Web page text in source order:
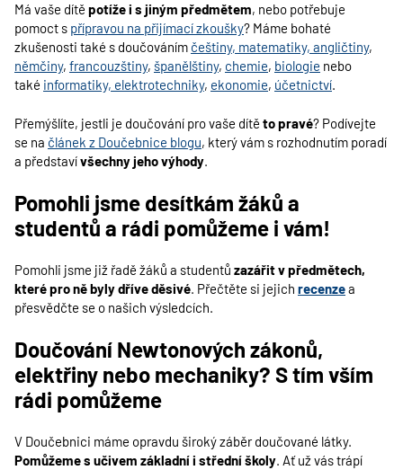
Má vaše dítě potíže i s jiným předmětem, nebo potřebuje
pomoct s přípravou na přijímací zkoušky? Máme bohaté
zkušenosti také s doučováním češtiny, matematiky, angličtiny,
němčiny, francouzštiny, španělštiny, chemie, biologie nebo
také informatiky, elektrotechniky, ekonomie, účetnictví.
Přemýšlíte, jestli je doučování pro vaše dítě to pravé? Podívejte
se na článek z Doučebnice blogu, který vám s rozhodnutím poradí
a představívšechny jeho výhody.
Pomohli jsme desítkám žáků a
studentů a rádi pomůžeme i vám!
Pomohli jsme již řadě žáků a studentů zazářit v předmětech,
které pro ně byly dříve děsivé. Přečtěte si jejich recenzea
přesvědčte se o našich výsledcích.
Doučování Newtonových zákonů,
elektřiny nebo mechaniky? S tím vším
rádi pomůžeme
V Doučebnici máme opravdu široký záběr doučované látky.
Pomůžeme s učivem základní i střední školy. Ať už vás trápí